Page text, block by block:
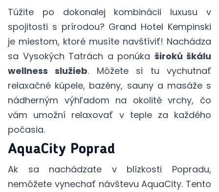
Túžite po dokonalej kombinácii luxusu v
spojitosti s prírodou? Grand Hotel Kempinski
je miestom, ktoré musíte navštíviť! Nachádza
sa Vysokých Tatrách a ponúka širokú škálu
wellness služieb. Môžete si tu vychutnať
relaxačné kúpele, bazény, sauny a masáže s
nádherným výhľadom na okolité vrchy, čo
vám umožní relaxovať v teple za každého
počasia.
AquaCity Poprad
Ak sa nachádzate v blízkosti Popradu,
nemôžete vynechať návštevu AquaCity. Tento